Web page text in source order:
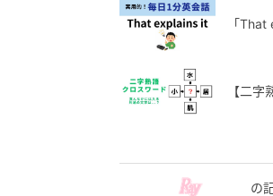
「
【二
の